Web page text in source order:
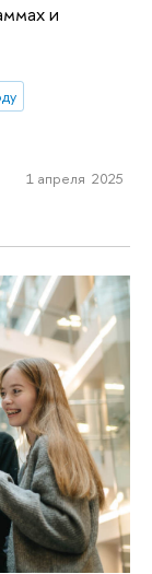
и
1 апреля 2025